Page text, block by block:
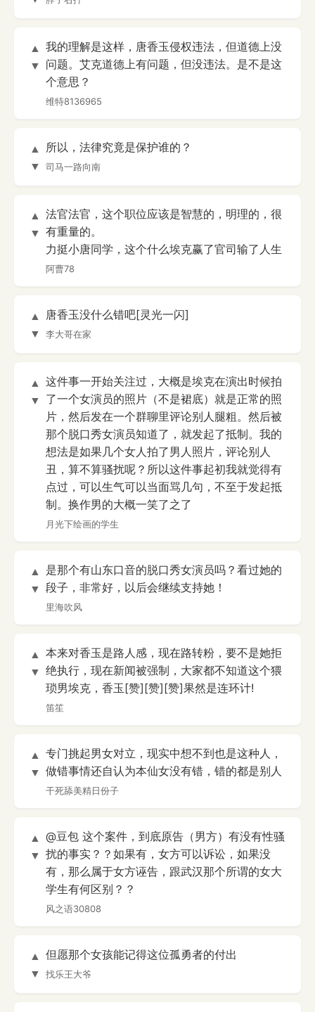
▲
▼
我的理解是这样，唐香玉侵权违法，但道德上没
问题。艾克道德上有问题，但没违法。是不是这
个意思？
维特8136965
▲
▼
所以，法律究竟是保护谁的？
司马一路向南
▲
▼
法官法官，这个职位应该是智慧的，明理的，很
有重量的。
力挺小唐同学，这个什么埃克赢了官司输了人生
阿曹78
▲
▼
唐香玉没什么错吧[灵光一闪]
李大哥在家
▲
▼
这件事一开始关注过，大概是埃克在演出时候拍
了一个女演员的照片（不是裙底）就是正常的照
片，然后发在一个群聊里评论别人腿粗。然后被
那个脱口秀女演员知道了，就发起了抵制。我的
想法是如果几个女人拍了男人照片，评论别人
丑，算不算骚扰呢？所以这件事起初我就觉得有
点过，可以生气可以当面骂几句，不至于发起抵
制。换作男的大概一笑了之了
月光下绘画的学生
▲
▼
是那个有山东口音的脱口秀女演员吗？看过她的
段子，非常好，以后会继续支持她！
里海吹风
▲
▼
本来对香玉是路人感，现在路转粉，要不是她拒
绝执行，现在新闻被强制，大家都不知道这个猥
琐男埃克，香玉[赞][赞][赞]果然是连环计!
笛笙
▲
▼
专门挑起男女对立，现实中想不到也是这种人，
做错事情还自认为本仙女没有错，错的都是别人
干死舔美精日份子
▲
▼
@豆包 这个案件，到底原告（男方）有没有性骚
扰的事实？？如果有，女方可以诉讼，如果没
有，那么属于女方诬告，跟武汉那个所谓的女大
学生有何区别？？
风之语30808
▲
▼
但愿那个女孩能记得这位孤勇者的付出
找乐王大爷